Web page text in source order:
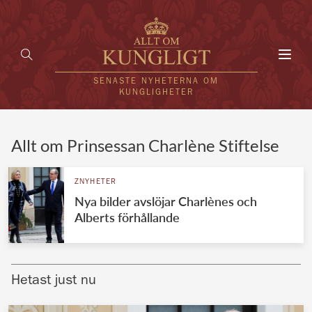
SENASTE NYHETERNA OM
KUNGLIGHETER
UTLÄNDSKT
VÄRLDENS KUNGAHUS
Allt om Prinsessan Charlène Stiftelse
ZNYHETER
Nya bilder avslöjar Charlènes och
Alberts förhållande
Hetast just nu